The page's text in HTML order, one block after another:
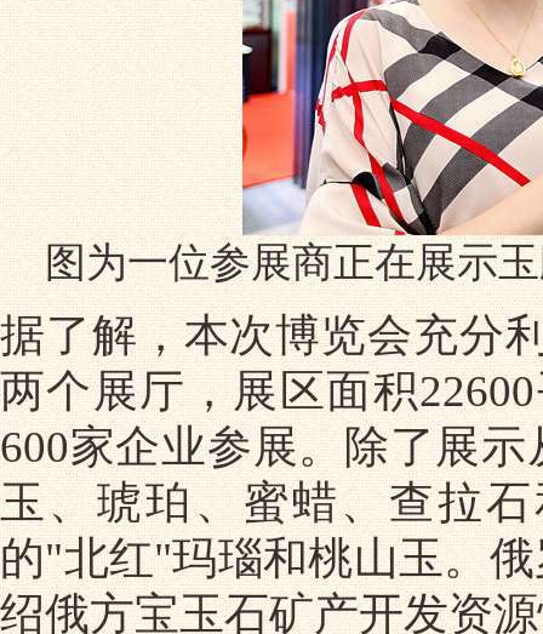
图为一位参展商正在展示
据了解，本次博览会充分
两个展厅，展区面积
600家企业参展。除了展
玉、琥珀、蜜蜡、查拉
的"北红"玛瑙和桃山玉。
绍俄方宝玉石矿产开发资